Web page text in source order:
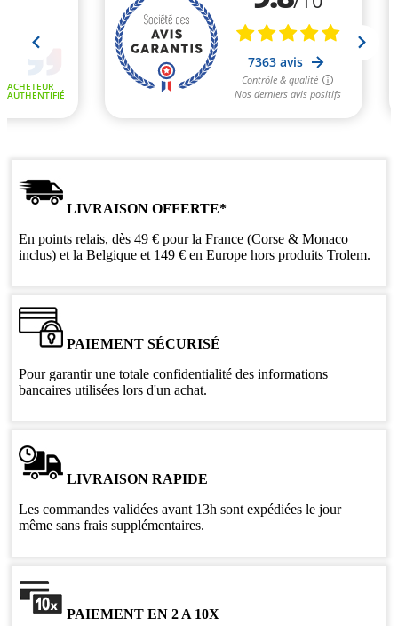
LIVRAISON OFFERTE*
En points relais, dès 49 € pour la France (Corse & Monaco
inclus) et la Belgique et 149 € en Europe hors produits Trolem.
PAIEMENT SÉCURISÉ
Pour garantir une totale confidentialité des informations
bancaires utilisées lors d'un achat.
LIVRAISON RAPIDE
Les commandes validées avant 13h sont expédiées le jour
même sans frais supplémentaires.
PAIEMENT EN 2 A 10X